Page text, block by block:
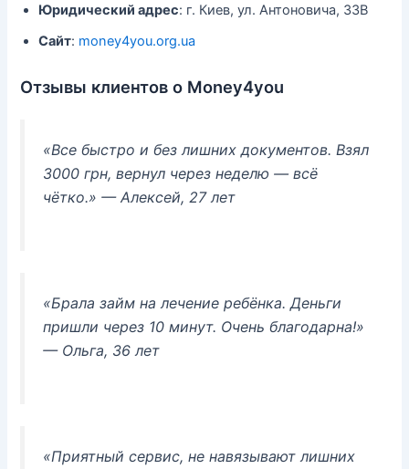
Юридический адрес: г. Киев, ул. Антоновича, 33В
Сайт: money4you.org.ua
Отзывы клиентов о Money4you
«Все быстро и без лишних документов. Взял
3000 грн, вернул через неделю — всё
чётко.» — Алексей, 27 лет
«Брала займ на лечение ребёнка. Деньги
пришли через 10 минут. Очень благодарна!»
— Ольга, 36 лет
«Приятный сервис, не навязывают лишних